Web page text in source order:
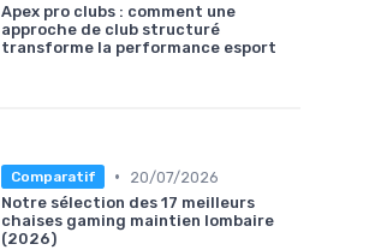
Apex pro clubs : comment une
approche de club structuré
transforme la performance esport
Comparatif •
20/07/2026
Notre sélection des 17 meilleurs
chaises gaming maintien lombaire
(2026)